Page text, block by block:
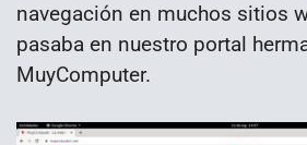
navegación en muchos sitios
pasaba en nuestro portal
MuyComputer.